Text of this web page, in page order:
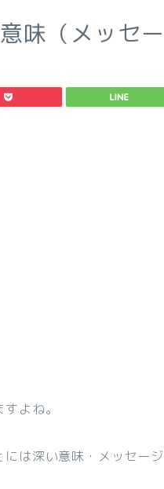
味（メッセー
よね。
は深い意味・メッセージ